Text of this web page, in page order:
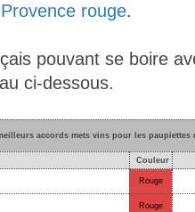
rouge.
pouvant se boire
ci-dessous.
accords mets vins pour les paupiettes
Couleur
Rouge
Rouge